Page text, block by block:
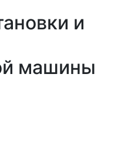
и
машины